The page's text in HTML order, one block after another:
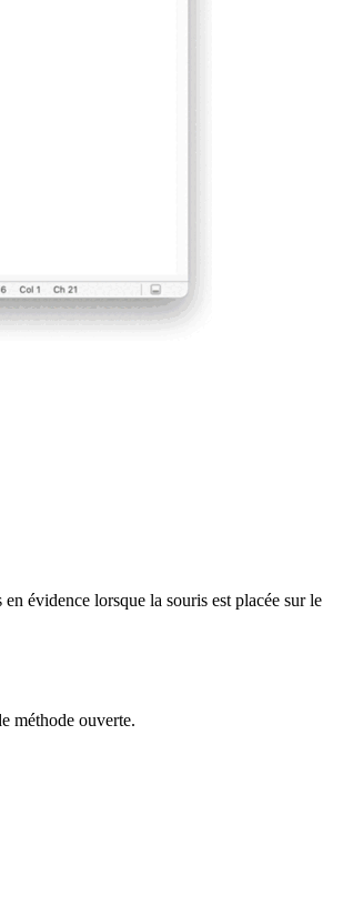
évidence lorsque la souris est placée sur le
méthode ouverte.